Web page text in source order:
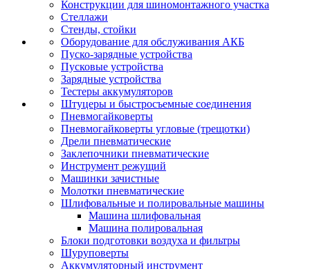
Конструкции для шиномонтажного участка
Стеллажи
Стенды, стойки
Оборудование для обслуживания АКБ
Пуско-зарядные устройства
Пусковые устройства
Зарядные устройства
Тестеры аккумуляторов
Штуцеры и быстросъемные соединения
Пневмогайковерты
Пневмогайковерты угловые (трещотки)
Дрели пневматические
Заклепочники пневматические
Инструмент режущий
Машинки зачистные
Молотки пневматические
Шлифовальные и полировальные машины
Машина шлифовальная
Машина полировальная
Блоки подготовки воздуха и фильтры
Шуруповерты
Аккумуляторный инструмент